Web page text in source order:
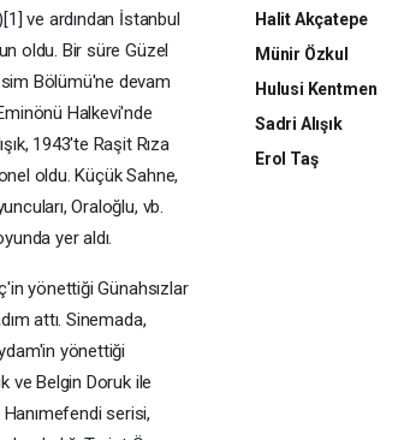
ve ardından İstanbul
oldu. Bir süre Güzel
Bölümü'ne devam
Halkevi'nde
1943'te Raşit Rıza
oldu. Küçük Sahne,
Oraloğlu, vb.
yer aldı.
yönettiği Günahsızlar
attı. Sinemada,
yönettiği
ve Belgin Doruk ile
Hanımefendi serisi,
Halit Akçatepe
Münir Özkul
Hulusi Kentmen
Sadri Alışık
Erol Taş